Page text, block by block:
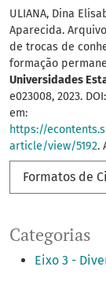
Categorias
Eixo 3 -
ULIANA, Dina
Aparecida.
de trocas de
formação
Universidades
e023008, 2023. DOI:
em:
https://
article/view/5192.
Formatos de